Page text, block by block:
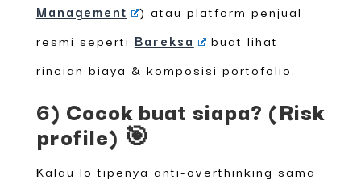
Management
) atau platform penjual
resmi seperti Bareksa
buat lihat
rincian biaya & komposisi portofolio.
6) Cocok buat siapa? (Risk
profile) 🎯
Kalau lo tipenya anti-overthinking sama